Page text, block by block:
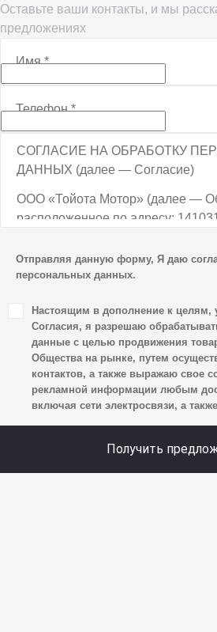
Оставьте ваши контакты, и мы
предложениях
Имя*
Телефон*
СОГЛАСИЕ НА ОБРАБОТКУ
ДАННЫХ (далее — Согласие)
ООО «Тойота Мотор» (далее —
расположенное по адресу:
ТПЗ «Алтуфьево», вл. 5, стр. 1,
персональных данных.
1. Настоящим я даю согласие
своих персональных данных, а
фамилии, контактных данных
и адрес электронной почты),
о впечатлениях, интересах,
к автомобилю(-ям) и товарам/
сайта, уникального
предпочтительного времени и
Отправляя данную форму, Я даю
персональных данных.
Настоящим в дополнение к целям,
Согласия, я разрешаю
данные с целью продвижения
Общества на рынке, путем
контактов, а также выражаю свое
рекламной информации любым
включая сети электросвязи, а
Получить